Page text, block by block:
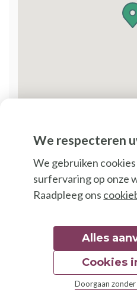
We respecteren
We gebruiken
surfervaring op onze
Raadpleeg ons
Alles
Doorgaan
Cookies